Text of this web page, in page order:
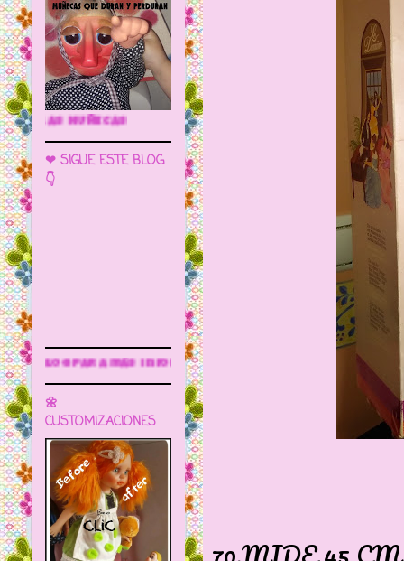
🌼 LA CUEVA DE LAS MUÑECAS
❤ SIGUE ESTE BLOG
👇
🌼
CUSTOMIZACIONES